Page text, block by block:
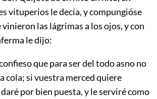
vituperios le decía, y compungióse
vinieron las lágrimas a los ojos, y con
le dijo:
que para ser del todo asno no
cola; si vuestra merced quiere
por bien puesta, y le serviré como